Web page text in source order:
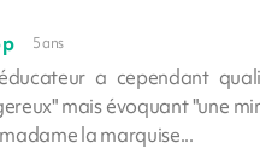
5 ans
a cependant
mais évoquant "une
la marquise...